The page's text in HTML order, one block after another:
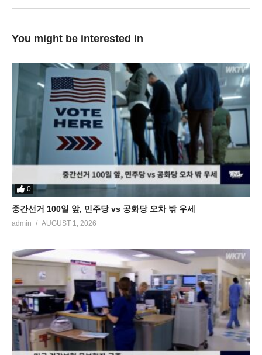
You might be interested in
0
중간선거 100일 앞, 민주당 vs 공화당 오차 밖 우세
admin AUGUST 1, 2026